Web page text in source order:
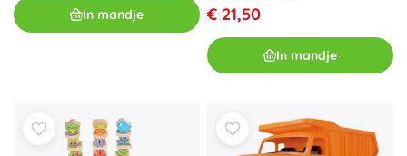
In mandje € 21,50
In mandje